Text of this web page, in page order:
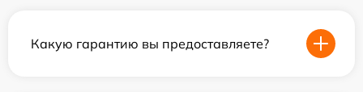
Какую гарантию вы предоставляете?